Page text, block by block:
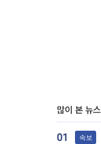
많이 본 뉴스
01 속보